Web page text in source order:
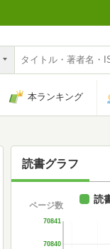
本ランキング
読書グラフ
70840
70841
ページ数
読